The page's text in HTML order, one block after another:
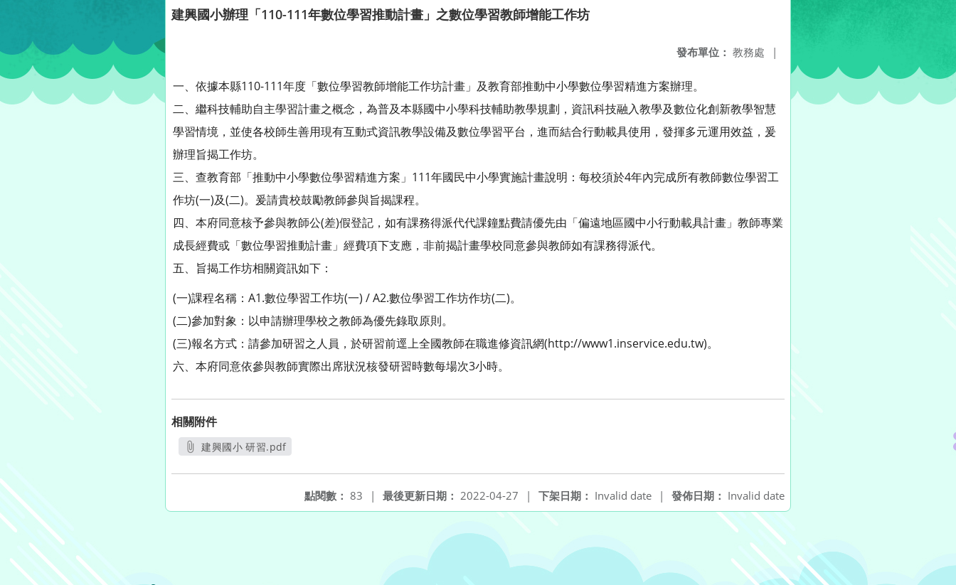
建興國小辦理「110-111年數位學習推動計畫」之數位學習教師增能工作坊
發布單位： 教務處 |
一、依據本縣110-111年度「數位學習教師增能工作坊計畫」及教育部推動中小學數位學習精進方案辦理。
二、繼科技輔助自主學習計畫之概念，為普及本縣國中小學科技輔助教學規劃，資訊科技融入教學及數位化創新教學智慧
學習情境，並使各校師生善用現有互動式資訊教學設備及數位學習平台，進而結合行動載具使用，發揮多元運用效益，爰
辦理旨揭工作坊。
三、查教育部「推動中小學數位學習精進方案」111年國民中小學實施計畫說明：每校須於4年內完成所有教師數位學習工
作坊(一)及(二)。爰請貴校鼓勵教師參與旨揭課程。
四、本府同意核予參與教師公(差)假登記，如有課務得派代代課鐘點費請優先由「偏遠地區國中小行動載具計畫」教師專業
成長經費或「數位學習推動計畫」經費項下支應，非前揭計畫學校同意參與教師如有課務得派代。
五、旨揭工作坊相關資訊如下：
(一)課程名稱：A1.數位學習工作坊(一) / A2.數位學習工作坊作坊(二)。
(二)參加對象：以申請辦理學校之教師為優先錄取原則。
(三)報名方式：請參加研習之人員，於研習前逕上全國教師在職進修資訊網(http://www1.inservice.edu.tw)。
六、本府同意依參與教師實際出席狀況核發研習時數每場次3小時。
相關附件
建興國小 研習.pdf
發佈日期： Invalid date
下架日期： Invalid date |
最後更新日期： 2022-04-27 |
點閱數： 83 |